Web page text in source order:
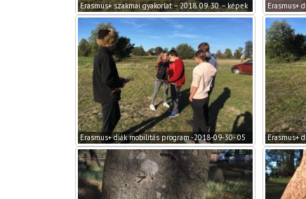
Erasmus+ szakmai gyakorlat – 2018. 09. 30. – képek Erasmus+
Erasmus+ diák mobilitás program -2018-09-30- 05 Erasmus+